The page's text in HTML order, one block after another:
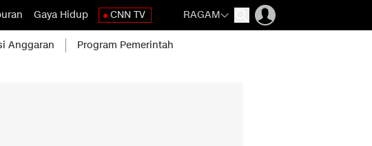
Gaya Hidup CNN TV RAGAM
Anggaran Program Pemerintah